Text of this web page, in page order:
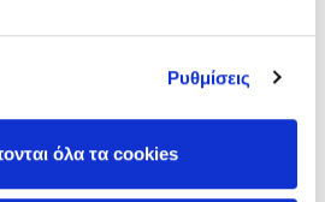
Ρυθμίσεις
όλα τα cookies
Παλαιοχώρι Καλαμπάκας
η Μαρίνα Γιώτη στη Νικήτη